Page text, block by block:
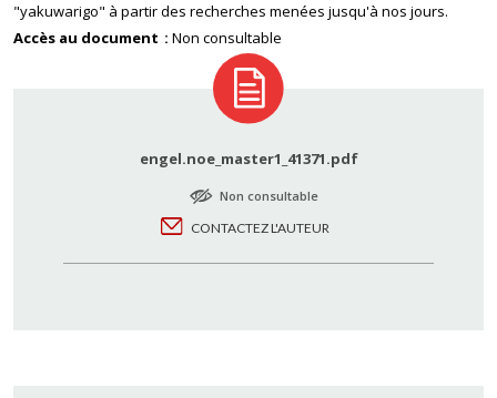
"yakuwarigo" à partir des recherches menées jusqu'à nos jours.
Accès au document
Non consultable
engel.noe_master1_41371.pdf
Non consultable
CONTACTEZ L'AUTEUR